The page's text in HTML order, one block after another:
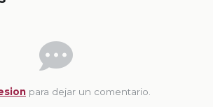
para dejar un comentario.